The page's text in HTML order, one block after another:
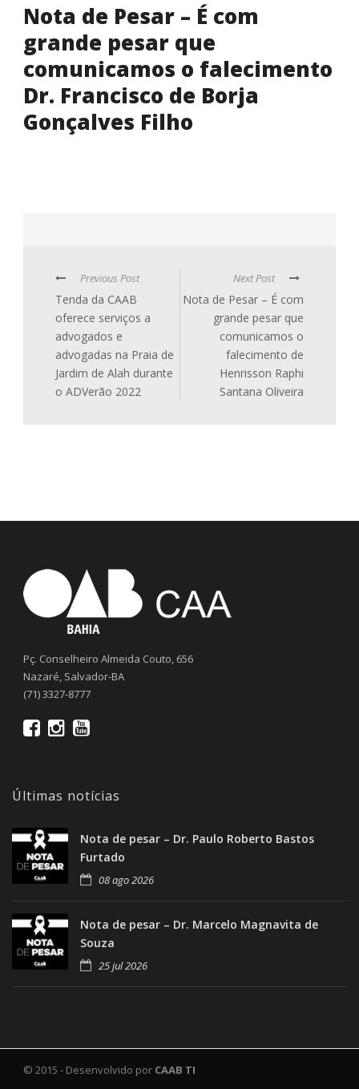
Nota de Pesar – É com
grande pesar que
comunicamos o falecimento
Dr. Francisco de Borja
Gonçalves Filho
Previous Post
Tenda da CAAB
oferece serviços a
advogados e
advogadas na Praia de
Jardim de Alah durante
o ADVerão 2022
Next Post
Nota de Pesar – É com
grande pesar que
comunicamos o
falecimento de
Henrisson Raphi
Santana Oliveira
Pç. Conselheiro Almeida Couto, 656
Nazaré, Salvador-BA
(71) 3327-8777
Últimas notícias
Nota de pesar – Dr. Paulo Roberto Bastos
Furtado
08 ago 2026
Nota de pesar – Dr. Marcelo Magnavita de
Souza
25 jul 2026
© 2015 - Desenvolvido por CAAB TI